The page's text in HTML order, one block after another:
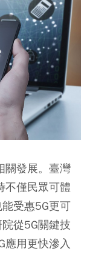
關發展。臺灣
不僅民眾可體
受惠5G更可
從5G關鍵技
應用更快滲入